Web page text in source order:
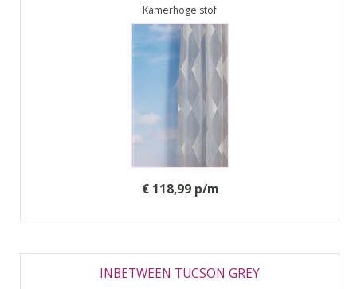
Kamerhoge stof
€ 118,99 p/m
INBETWEEN TUCSON GREY